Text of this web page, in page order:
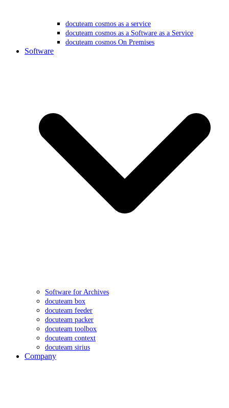
docuteam cosmos as a service
docuteam cosmos as a Software as a Service
docuteam cosmos On Premises
Software
Software for Archives
docuteam box
docuteam feeder
docuteam packer
docuteam toolbox
docuteam context
docuteam sirius
Company